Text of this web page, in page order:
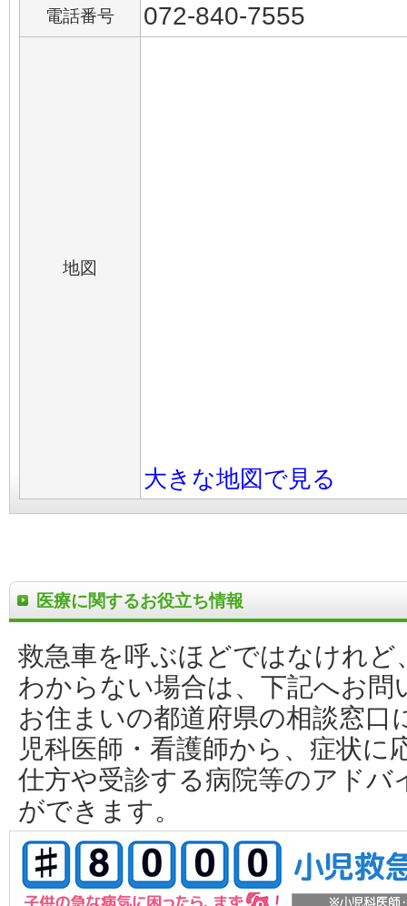
電話番号 072-840-7555
地図
大きな地図で見る
医療に関するお役立ち情報
救急車を呼ぶほどではなけれど
わからない場合は、下記へお問
お住まいの都道府県の相談窓口
児科医師・看護師から、症状に
仕方や受診する病院等のアドバ
ができます。